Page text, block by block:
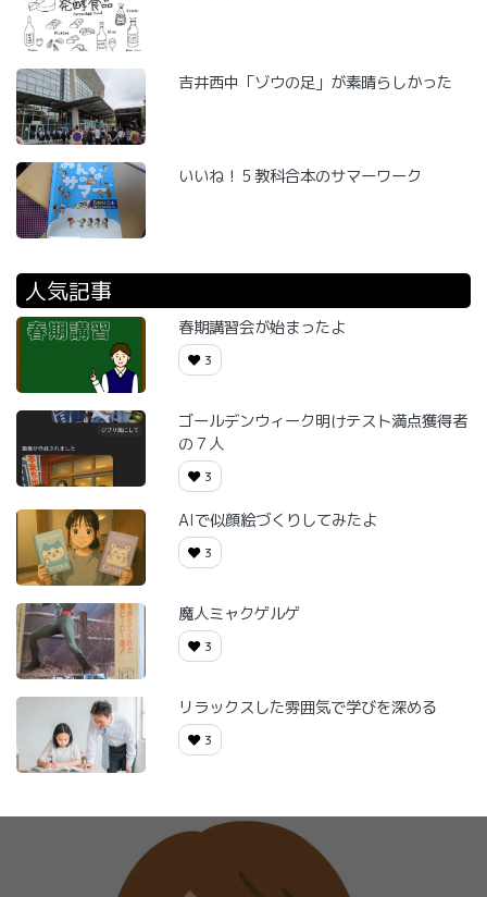
吉井西中「ゾウの足」が素晴らしかった
いいね！５教科合本のサマーワーク
人気記事
春期講習会が始まったよ
3
ゴールデンウィーク明けテスト満点獲得者
の７人
3
AIで似顔絵づくりしてみたよ
3
魔人ミャクゲルゲ
3
リラックスした雰囲気で学びを深める
3